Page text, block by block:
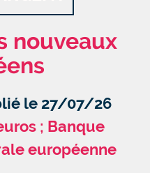
nouveaux
le 27/07/26
; Banque
européenne